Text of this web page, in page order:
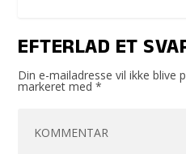
EFTERLAD ET
Din e-mailadresse vil ikke blive
markeret med*